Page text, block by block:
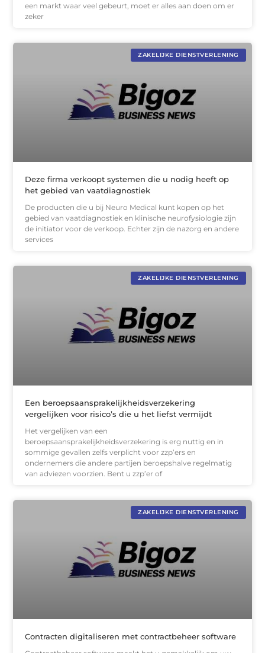
een markt waar veel gebeurt, moet er alles aan doen om er
zeker
ZAKELIJKE DIENSTVERLENING
Deze firma verkoopt systemen die u nodig heeft op
het gebied van vaatdiagnostiek
De producten die u bij Neuro Medical kunt kopen op het
gebied van vaatdiagnostiek en klinische neurofysiologie zijn
de initiator voor de verkoop. Echter zijn de nazorg en andere
services
ZAKELIJKE DIENSTVERLENING
Een beroepsaansprakelijkheidsverzekering
vergelijken voor risico’s die u het liefst vermijdt
Het vergelijken van een
beroepsaansprakelijkheidsverzekering is erg nuttig en in
sommige gevallen zelfs verplicht voor zzp’ers en
ondernemers die andere partijen beroepshalve regelmatig
van adviezen voorzien. Bent u zzp’er of
ZAKELIJKE DIENSTVERLENING
Contracten digitaliseren met contractbeheer software